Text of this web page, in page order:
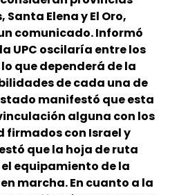
Santa Elena y El Oro,
comunicado. Informó
UPC oscilaría entre los
que dependerá de la
de cada una de
manifestó que esta
alguna con los
firmados con Israel y
que la hoja de ruta
equipamiento de la
marcha. En cuanto a la